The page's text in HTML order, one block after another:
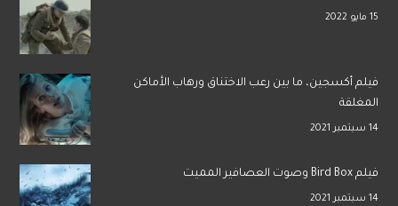
15 مايو 2022
فيلم أكسجين، ما بين رعب الاختناق ورهاب الأماكن
المغلقة
14 سبتمبر 2021
فيلم Bird Box وصوت العصافير المميت
14 سبتمبر 2021